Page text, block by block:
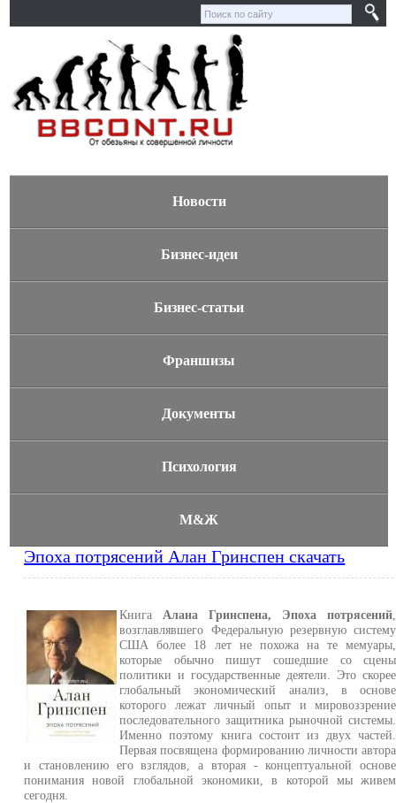
Новости
Бизнес-идеи
Бизнес-статьи
Франшизы
Документы
Психология
М&Ж
Эпоха потрясений Алан Гринспен скачать
Книга Алана Гринспена, Эпоха потрясений
возглавлявшего Федеральную резервную систему
США более 18 лет не похожа на те мемуары,
которые обычно пишут сошедшие со сцены
политики и государственные деятели. Это скорее
глобальный экономический анализ, в основе
которого лежат личный опыт и мировоззрение
последовательного защитника рыночной системы.
Именно поэтому книга состоит из двух частей.
Первая посвящена формированию личности автора
и становлению его взглядов, а вторая - концептуальной основе
понимания новой глобальной экономики, в которой мы живем
сегодня.